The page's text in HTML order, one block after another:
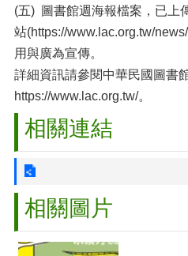
(五) 圖書館週海報檔案，已上
站(https://www.lac.org.tw/
用與廣為宣傳。
詳細資訊請參閱中華民國圖書
https://www.lac.org.tw/。
相關連結
相關圖片